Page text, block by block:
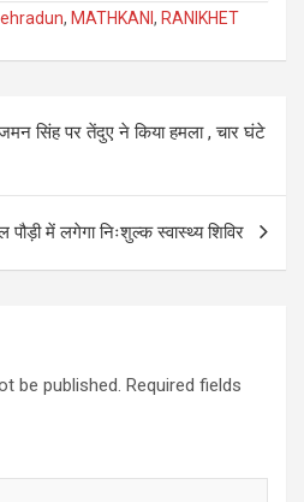
, MATHKANI , RANIKHET
सिंह पर तेंदुए ने किया हमला , चार घंटे
में लगेगा निःशुल्क स्वास्थ्य शिविर
be published. Required fields